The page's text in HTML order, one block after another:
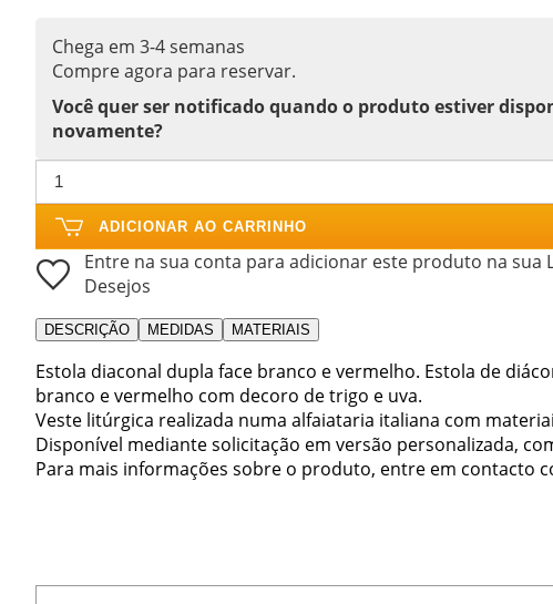
Chega em 3-4 semanas
Compre agora para reservar.
Você quer ser notificado quando o produto estiver
novamente?
ADICIONAR AO CARRINHO
Entre na sua conta para adicionar este produto na sua
Desejos
DESCRIÇÃO MEDIDAS MATERIAIS
Estola diaconal dupla face branco e vermelho. Estola de
branco e vermelho com decoro de trigo e uva.
Veste litúrgica realizada numa alfaiataria italiana com
Disponível mediante solicitação em versão personalizada,
Para mais informações sobre o produto, entre em contacto